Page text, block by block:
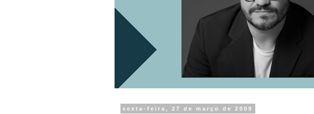
sexta-feira, 27 de março de 2009